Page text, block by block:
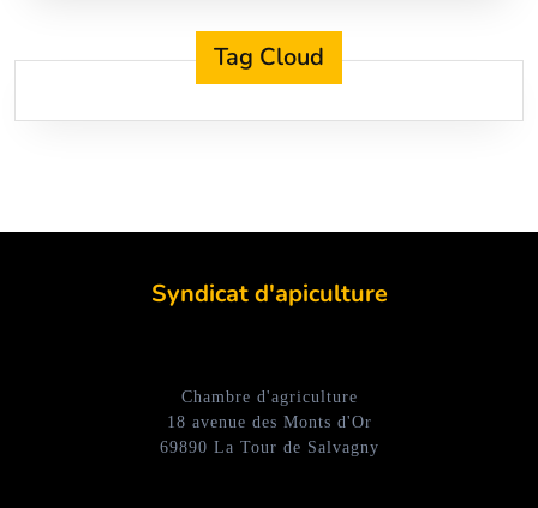
Tag Cloud
Syndicat d'apiculture
Chambre d'agriculture
18 avenue des Monts d'Or
69890 La Tour de Salvagny